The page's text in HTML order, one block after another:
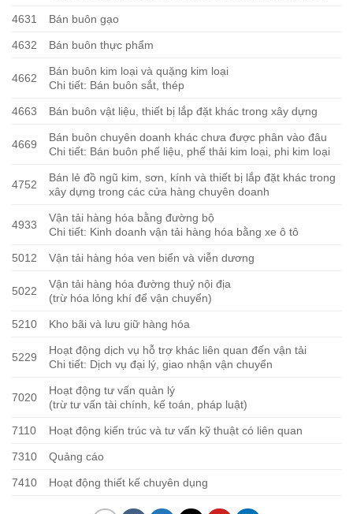
4631 Bán buôn gạo
4632 Bán buôn thực phẩm
4662
Bán buôn kim loại và quặng kim loại
Chi tiết: Bán buôn sắt, thép
4663 Bán buôn vật liệu, thiết bị lắp đặt khác trong xây dựng
4669
Bán buôn chuyên doanh khác chưa được phân vào đâu
Chi tiết: Bán buôn phế liệu, phế thải kim loại, phi kim loại
4752
Bán lẻ đồ ngũ kim, sơn, kính và thiết bị lắp đặt khác trong
xây dựng trong các cửa hàng chuyên doanh
4933
Vận tải hàng hóa bằng đường bộ
Chi tiết: Kinh doanh vận tải hàng hóa bằng xe ô tô
5012 Vận tải hàng hóa ven biển và viễn dương
5022
Vận tải hàng hóa đường thuỷ nội địa
(trừ hóa lỏng khí để vận chuyển)
5210 Kho bãi và lưu giữ hàng hóa
5229
Hoạt động dịch vụ hỗ trợ khác liên quan đến vận tải
Chi tiết: Dịch vụ đại lý, giao nhận vận chuyển
7020
Hoạt động tư vấn quản lý
(trừ tư vấn tài chính, kế toán, pháp luật)
7110 Hoạt động kiến trúc và tư vấn kỹ thuật có liên quan
7310 Quảng cáo
7410 Hoạt động thiết kế chuyên dụng